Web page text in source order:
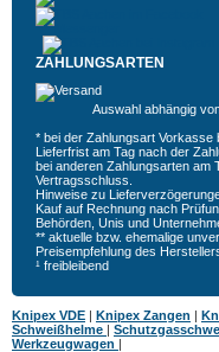
ZAHLUNGSARTEN
Auswahl abhängig
* bei der Zahlungsart Vorkasse
Lieferfrist am Tag nach der
bei anderen Zahlungsarten am
Vertragsschluss.
Hinweise zu
Kauf auf Rechnung nach
Behörden, Unis und
** aktuelle bzw. ehemalige
Preisempfehlung des
¹ freibleibend
Knipex VDE | Knipex Zangen |
Schweißhelme |
Werkzeugwagen |